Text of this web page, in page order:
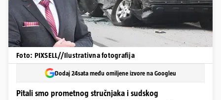
Foto: PIXSELL//Ilustrativna fotografija
Dodaj 24sata među omiljene izvore na Googleu
Pitali smo prometnog stručnjaka i sudskog